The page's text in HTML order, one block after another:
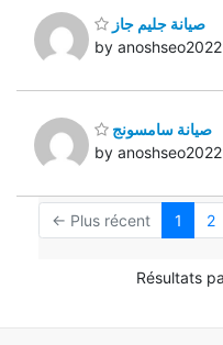
صيانة جليم جاز
by
صيانة سامسونج
by
← Plus récent 1 2
Résultats